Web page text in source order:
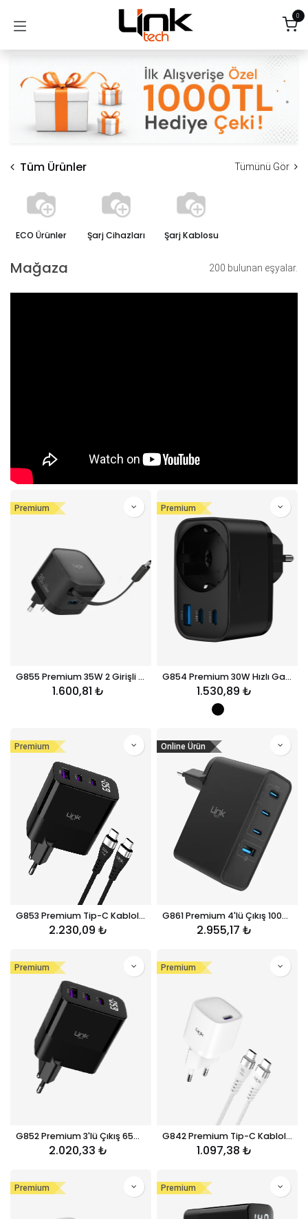
0
Tüm Ürünler Tümünü Gör
ECO Ürünler Şarj Cihazları Şarj Kablosu
Mağaza 200 bulunan eşyalar.
Premium
G855 Premium 35W 2 Girişli Type-C Kablolu GaN Şarj Adaptörü
1.600,81 ₺
Premium
G854 Premium 30W Hızlı GaN Şarj Başlığı
1.530,89 ₺
Premium
G853 Premium Tip-C Kablolu 3'lü Çıkış 65W Süper SI GaN Şarj Adaptörü
2.230,09 ₺
Online Ürün
G861 Premium 4'lü Çıkış 100W Süper SI GaN Şarj Adaptörü
2.955,17 ₺
Premium
G852 Premium 3'lü Çıkış 65W Süper SI GaN Şarj Adaptörü
2.020,33 ₺
Premium
G842 Premium Tip-C Kablolu Mini 20W USB-C Süper SI GaN Şarj Adaptörü
1.097,38 ₺
Premium Premium